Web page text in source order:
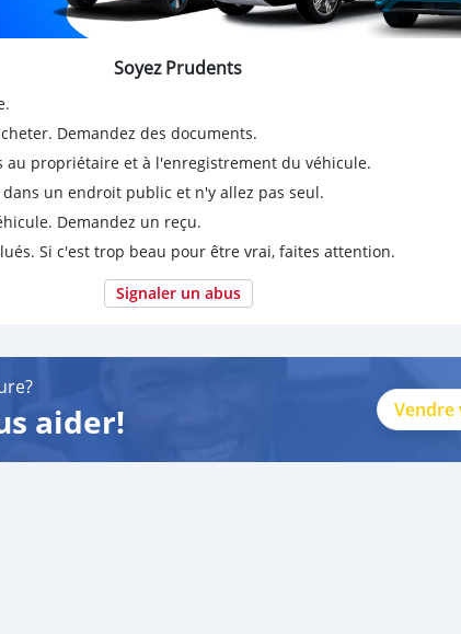
Soyez Prudents
Demandez des documents.
au propriétaire et à l'enregistrement du véhicule.
un endroit public et n'y allez pas seul.
Demandez un reçu.
Si c'est trop beau pour être vrai, faites attention.
Signaler un abus
aider!